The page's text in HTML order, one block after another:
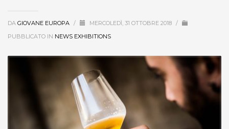
DA GIOVANE EUROPA / MERCOLEDÌ, 31 OTTOBRE 2018 /
PUBBLICATO IN NEWS EXHIBITIONS